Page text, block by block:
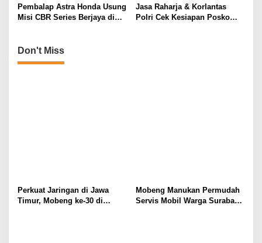
v
g
a
Pembalap Astra Honda Usung
Misi CBR Series Berjaya di
Jasa Raharja & Korlantas
Polri Cek Kesiapan Posko
Don't Miss
Perkuat Jaringan di Jawa
Timur, Mobeng ke-30 di
Mobeng Manukan Permudah
Servis Mobil Warga Surabaya